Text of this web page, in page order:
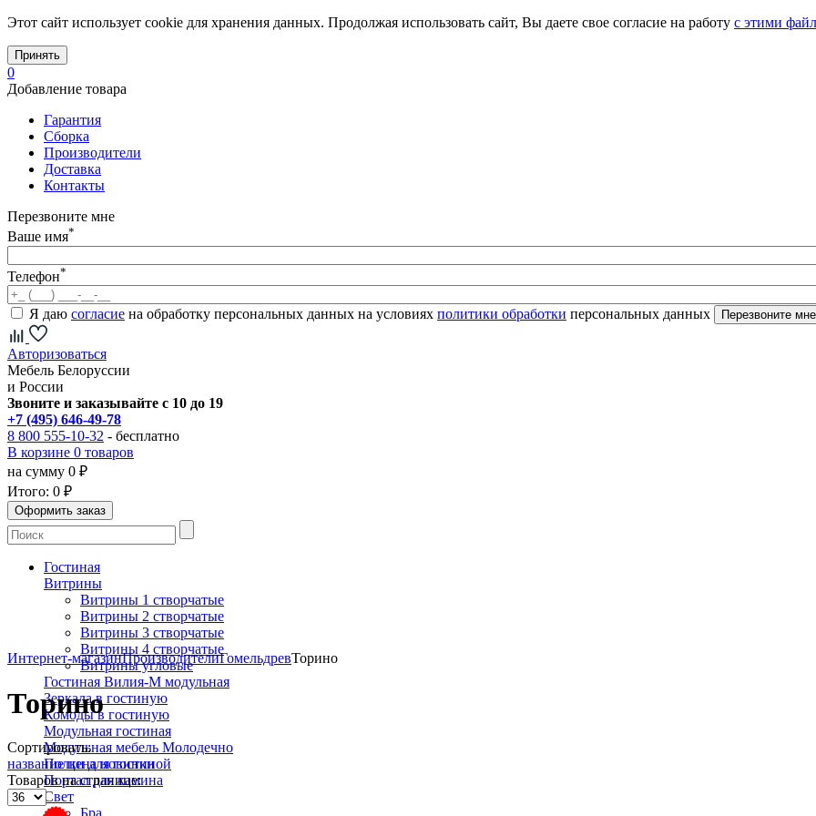
Этот сайт использует cookie для хранения данных. Продолжая использовать сайт, Вы даете свое согласие на работу с этими
Принять
0
Добавление товара
Гарантия
Сборка
Производители
Доставка
Контакты
Перезвоните мне
Ваше имя*
Телефон*
Я даю согласие на обработку персональных данных на условиях политики обработки персональных данных
Авторизоваться
Мебель Белоруссии
и России
Звоните и заказывайте с 10 до 19
+7 (495) 646-49-78
8 800 555-10-32 - бесплатно
В корзине 0 товаров
на сумму 0 ₽
Итого: 0 ₽
Гостиная
Витрины
Витрины 1 створчатые
Витрины 2 створчатые
Витрины 3 створчатые
Витрины 4 створчатые
Витрины угловые
Гостиная Вилия-М модульная
Зеркала в гостиную
Комоды в гостиную
Модульная гостиная
Модульная мебель Молодечно
Полки для гостиной
Портал для камина
Свет
Интернет-магазинПроизводителиГомельдревТорино
Торино
Сортировать:
название цена новинки
Товаров на странице: